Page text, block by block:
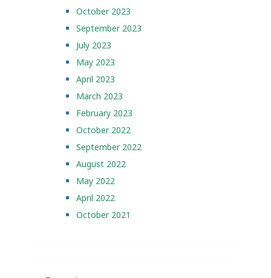
October 2023
September 2023
July 2023
May 2023
April 2023
March 2023
February 2023
October 2022
September 2022
August 2022
May 2022
April 2022
October 2021